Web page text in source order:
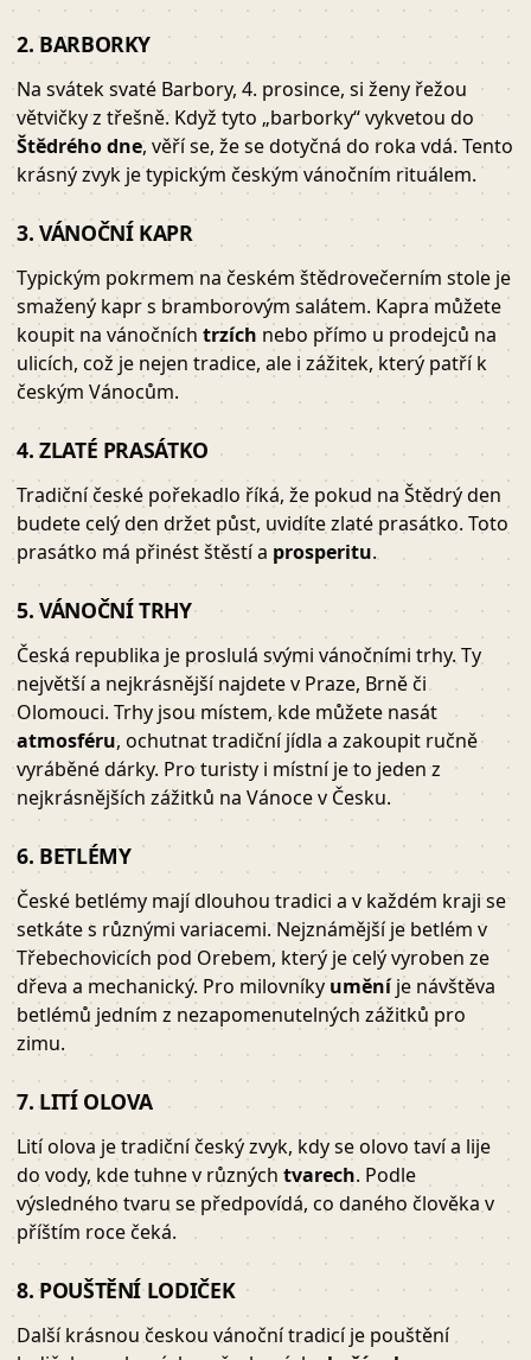
2. BARBORKY
Na svátek svaté Barbory, 4. prosince, si ženy řežou
větvičky z třešně. Když tyto „barborky“ vykvetou do
Štědrého dne, věří se, že se dotyčná do roka vdá. Tento
krásný zvyk je typickým českým vánočním rituálem.
3. VÁNOČNÍ KAPR
Typickým pokrmem na českém štědrovečerním stole je
smažený kapr s bramborovým salátem. Kapra můžete
koupit na vánočních trzích nebo přímo u prodejců na
ulicích, což je nejen tradice, ale i zážitek, který patří k
českým Vánocům.
4. ZLATÉ PRASÁTKO
Tradiční české pořekadlo říká, že pokud na Štědrý den
budete celý den držet půst, uvidíte zlaté prasátko. Toto
prasátko má přinést štěstí a prosperitu.
5. VÁNOČNÍ TRHY
Česká republika je proslulá svými vánočními trhy. Ty
největší a nejkrásnější najdete v Praze, Brně či
Olomouci. Trhy jsou místem, kde můžete nasát
atmosféru, ochutnat tradiční jídla a zakoupit ručně
vyráběné dárky. Pro turisty i místní je to jeden z
nejkrásnějších zážitků na Vánoce v Česku.
6. BETLÉMY
České betlémy mají dlouhou tradici a v každém kraji se
setkáte s různými variacemi. Nejznámější je betlém v
Třebechovicích pod Orebem, který je celý vyroben ze
dřeva a mechanický. Pro milovníkyuměníje návštěva
betlémů jedním z nezapomenutelných zážitků pro
zimu.
7. LITÍ OLOVA
Lití olova je tradiční český zvyk, kdy se olovo taví a lije
do vody, kde tuhne v různých tvarech. Podle
výsledného tvaru se předpovídá, co daného člověka v
příštím roce čeká.
8. POUŠTĚNÍ LODIČEK
Další krásnou českou vánoční tradicí je pouštění